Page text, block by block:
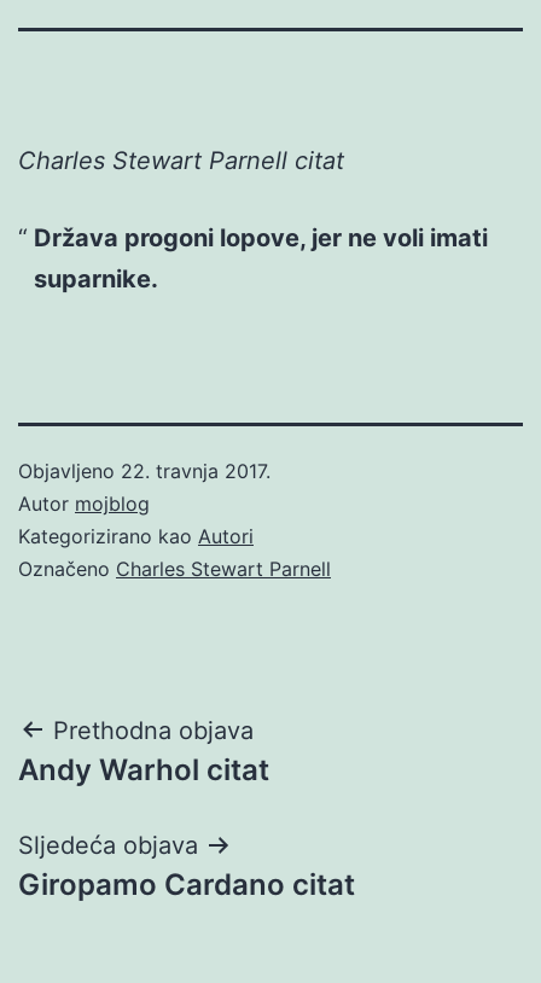
Charles Stewart Parnell citat
Država progoni lopove, jer ne voli imati
suparnike.
Objavljeno 22. travnja 2017.
Autor mojblog
Kategorizirano kao Autori
Označeno Charles Stewart Parnell
Navigacija
objava
Prethodna objava
Andy Warhol citat
Sljedeća objava
Giropamo Cardano citat